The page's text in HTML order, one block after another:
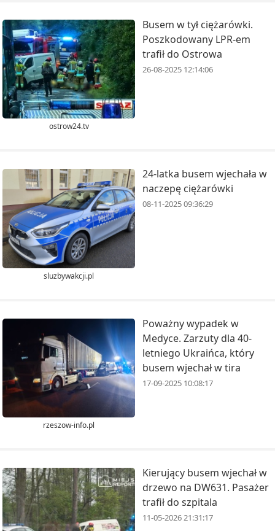
ostrow24.tv
Busem w tył ciężarówki.
Poszkodowany LPR-em
trafił do Ostrowa
26-08-2025 12:14:06
sluzbywakcji.pl
24-latka busem wjechała w
naczepę ciężarówki
08-11-2025 09:36:29
rzeszow-info.pl
Poważny wypadek w
Medyce. Zarzuty dla 40-
letniego Ukraińca, który
busem wjechał w tira
17-09-2025 10:08:17
Kierujący busem wjechał w
drzewo na DW631. Pasażer
trafił do szpitala
11-05-2026 21:31:17